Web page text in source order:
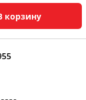
корзину